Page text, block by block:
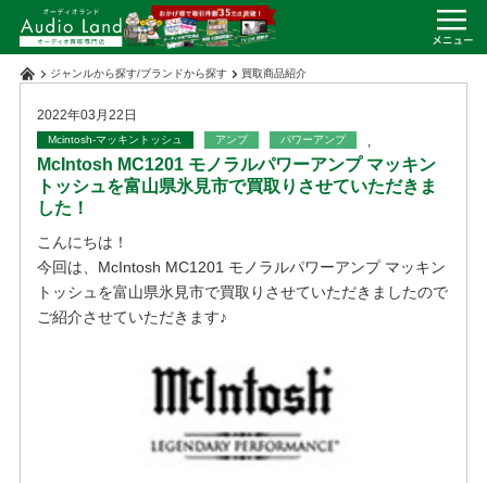
ジャンルから探す/ブランドから探す 買取商品紹介
2022年03月22日
Mcintosh-マッキントッシュ アンプ ,
パワーアンプ
McIntosh MC1201 モノラルパワーアンプ マッキン
トッシュを富山県氷見市で買取りさせていただきま
した！
こんにちは！
今回は、McIntosh MC1201 モノラルパワーアンプ マッキン
トッシュを富山県氷見市で買取りさせていただきましたので
ご紹介させていただきます♪